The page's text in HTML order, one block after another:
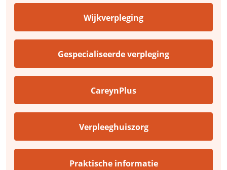
Wijkverpleging
Gespecialiseerde verpleging
CareynPlus
Verpleeghuiszorg
Praktische informatie